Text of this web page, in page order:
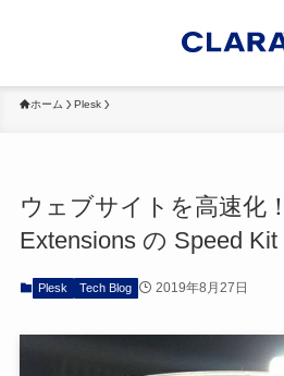
ホーム Plesk
ウェブサイトを高速
Extensions の Speed Kit
Plesk Tech Blog 2019年8月27日